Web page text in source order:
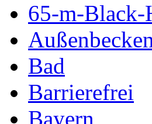
65-m-Black-
Bad
Barrierefrei
Bayern